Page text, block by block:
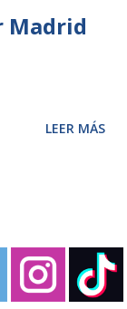
Madrid
LEER MÁS